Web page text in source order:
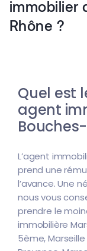
immobilier
Rhône ?
Quel est
agent
L’agent
prend une
l’avance. Une
nous vous
prendre le
immobilière
5ème, Marseille